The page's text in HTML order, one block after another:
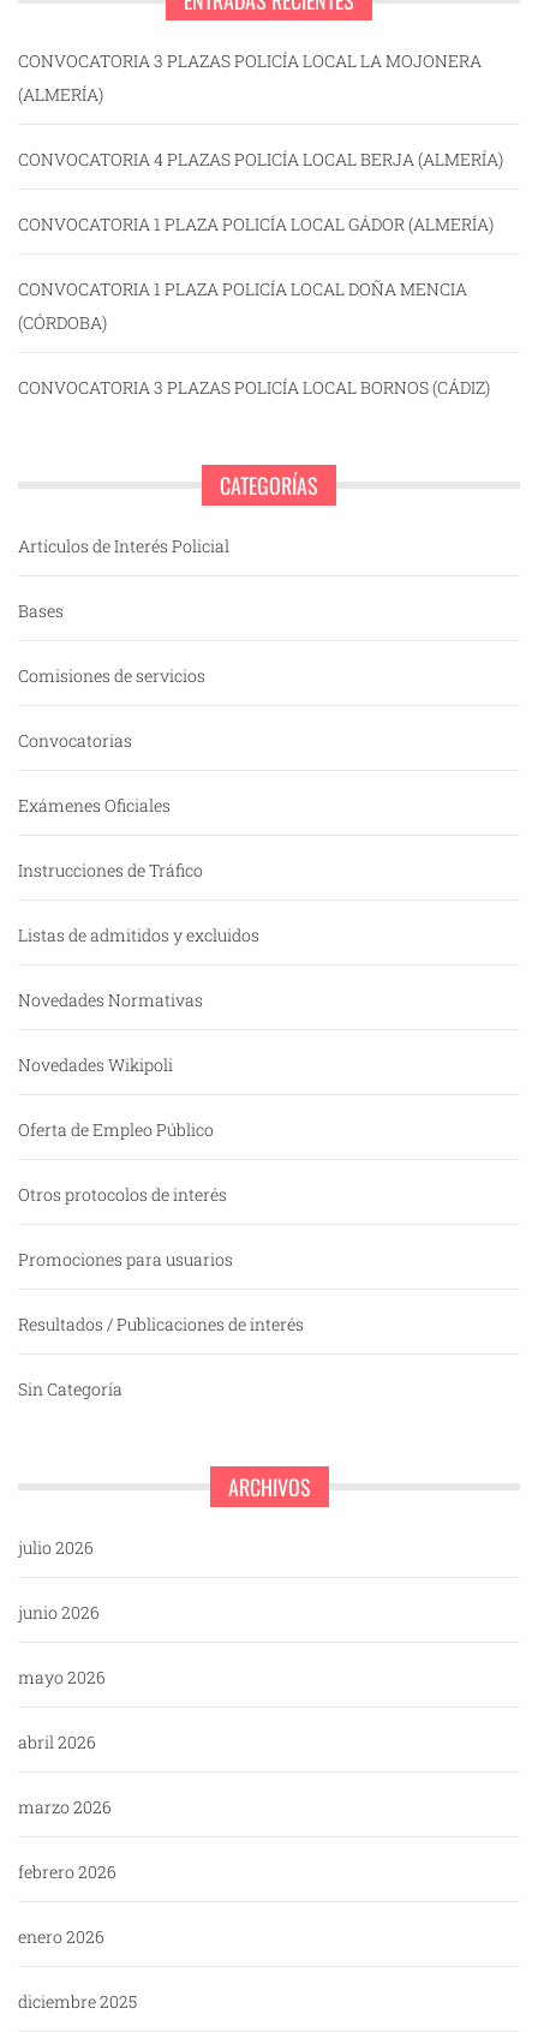
CONVOCATORIA 3 PLAZAS POLICÍA LOCAL LA MOJONERA
(ALMERÍA)
CONVOCATORIA 4 PLAZAS POLICÍA LOCAL BERJA (ALMERÍA)
CONVOCATORIA 1 PLAZA POLICÍA LOCAL GÁDOR (ALMERÍA)
CONVOCATORIA 1 PLAZA POLICÍA LOCAL DOÑA MENCIA
(CÓRDOBA)
CONVOCATORIA 3 PLAZAS POLICÍA LOCAL BORNOS (CÁDIZ)
CATEGORÍAS
Artículos de Interés Policial
Bases
Comisiones de servicios
Convocatorias
Exámenes Oficiales
Instrucciones de Tráfico
Listas de admitidos y excluidos
Novedades Normativas
Novedades Wikipoli
Oferta de Empleo Público
Otros protocolos de interés
Promociones para usuarios
Resultados / Publicaciones de interés
Sin Categoría
ARCHIVOS
julio 2026
junio 2026
mayo 2026
abril 2026
marzo 2026
febrero 2026
enero 2026
diciembre 2025